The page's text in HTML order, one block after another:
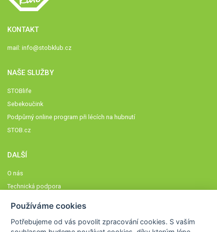
KONTAKT
mail: info@stobklub.cz
NAŠE SLUŽBY
STOBlife
Sebekoučink
Podpůrný online program při lécích na hubnutí
STOB.cz
DALŠÍ
O nás
Technická podpora
Členové STOBklubu
Používáme cookies
Potřebujeme od vás povolit zpracování cookies. S vaším